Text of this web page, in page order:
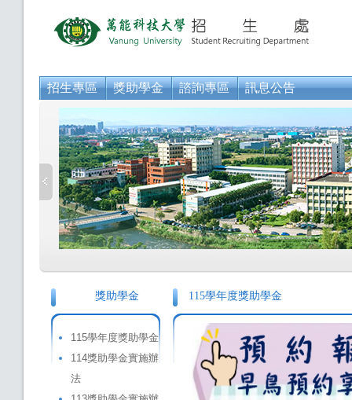
招生專區 獎助學金 諮詢專區 訊息公告
獎助學金
115學年度獎助學金
114獎助學金實施辦
法
115學年度獎助學金